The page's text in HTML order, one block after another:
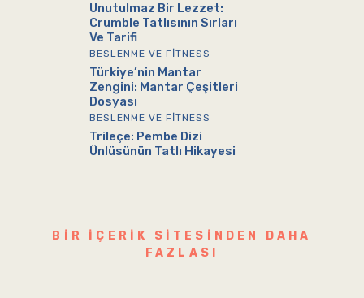
Unutulmaz Bir Lezzet:
Crumble Tatlısının Sırları
Ve Tarifi
BESLENME VE FITNESS
Türkiye’nin Mantar
Zengini: Mantar Çeşitleri
Dosyası
BESLENME VE FITNESS
Trileçe: Pembe Dizi
Ünlüsünün Tatlı Hikayesi
BIR IÇERIK SITESINDEN DAHA
FAZLASI